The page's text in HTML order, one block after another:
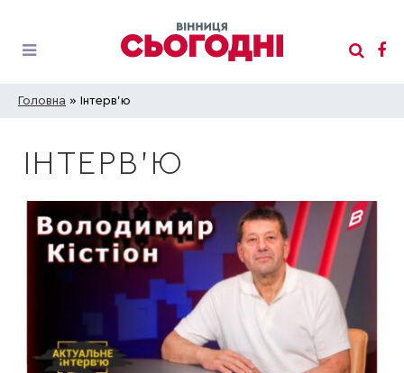
Головна » Інтерв’ю
ІНТЕРВ’Ю